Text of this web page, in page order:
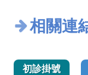
相關連
初診掛號